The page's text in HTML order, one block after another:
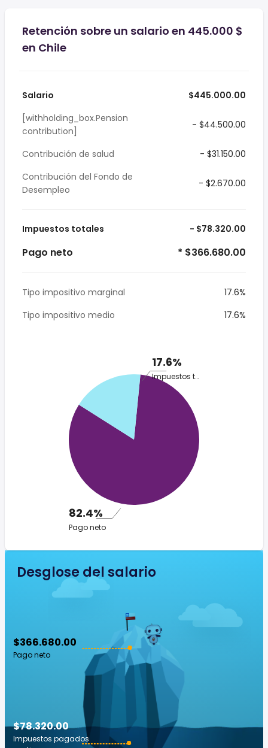
Retención sobre un salario en 445.000 $
en Chile
Salario
$445.000.00
[withholding_box.Pension
contribution]
- $44.500.00
Contribución de salud
- $31.150.00
Contribución del Fondo de
Desempleo
- $2.670.00
Impuestos totales - $78.320.00
Pago neto * $366.680.00
Tipo impositivo marginal
17.6%
Tipo impositivo medio
17.6%
17.6%
Impuestos totales
82.4%
Pago neto
Desglose del salario
$366.680.00
Pago neto
$78.320.00
Impuestos pagados